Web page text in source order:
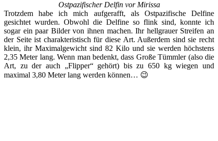
Ostpazifischer Delfin vor Mirissa
Trotzdem habe ich mich aufgerafft, als Ostpazifische Delfine
gesichtet wurden. Obwohl die Delfine so flink sind, konnte ich
sogar ein paar Bilder von ihnen machen. Ihr hellgrauer Streifen an
der Seite ist charakteristisch für diese Art. Außerdem sind sie recht
klein, ihr Maximalgewicht sind 82 Kilo und sie werden höchstens
2,35 Meter lang. Wenn man bedenkt, dass Große Tümmler (also die
Art, zu der auch „Flipper“ gehört) bis zu 650 kg wiegen und
maximal 3,80 Meter lang werden können… 😉